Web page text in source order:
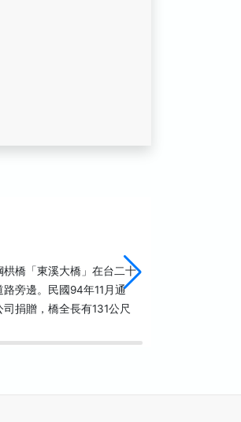
橋「東溪大橋」在台二十
旁邊。民國94年11月通
捐贈，橋全長有131公尺